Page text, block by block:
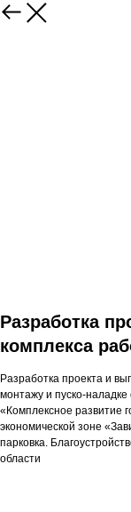
Разработка
комплекса
Разработка проекта и
монтажу и пуско-
«Комплексное развитие
экономической зоне
парковка.
области